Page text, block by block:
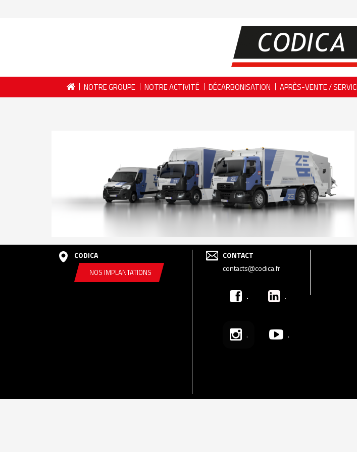
NOTRE GROUPE NOTRE ACTIVITÉ DÉCARBONISATION APRÈS-VENTE /
CODICA
NOS IMPLANTATIONS
CONTACT
contacts@codica.fr
. .
. .